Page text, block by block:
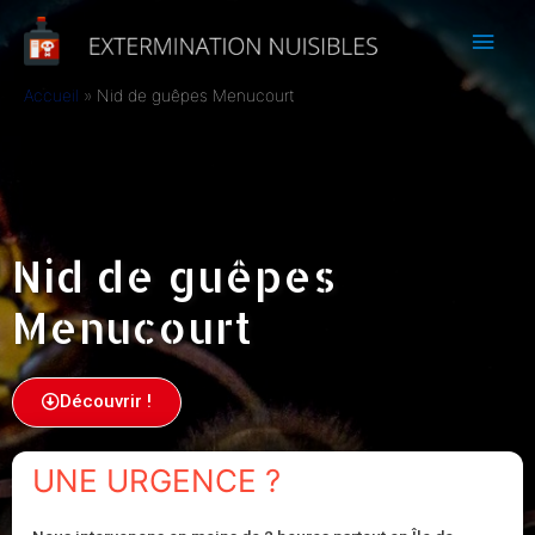
Accueil Nid de guêpes Menucourt
Nid de guêpes
Menucourt
Découvrir !
UNE URGENCE ?